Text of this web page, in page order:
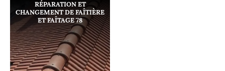
RÉPARATION ET
CHANGEMENT DE FAÎTIÈRE
ET FAÎTAGE 78